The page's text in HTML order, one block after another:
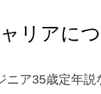
リアに
ニア35歳定年